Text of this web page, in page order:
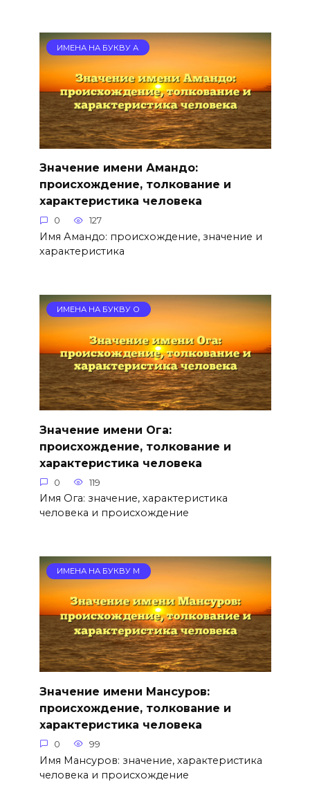
ИМЕНА НА БУКВУ А
Значение имени Амандо:
происхождение, толкование и
характеристика человека
0 127
Имя Амандо: происхождение, значение и
характеристика
ИМЕНА НА БУКВУ О
Значение имени Ога:
происхождение, толкование и
характеристика человека
0 119
Имя Ога: значение, характеристика
человека и происхождение
ИМЕНА НА БУКВУ М
Значение имени Мансуров:
происхождение, толкование и
характеристика человека
0 99
Имя Мансуров: значение, характеристика
человека и происхождение